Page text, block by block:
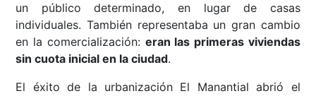
un público determinado, en lugar de casas
individuales. También representaba un gran cambio
en la comercialización: eran las primeras viviendas
sin cuota inicial en la ciudad.
El éxito de la urbanización El Manantial abrió el